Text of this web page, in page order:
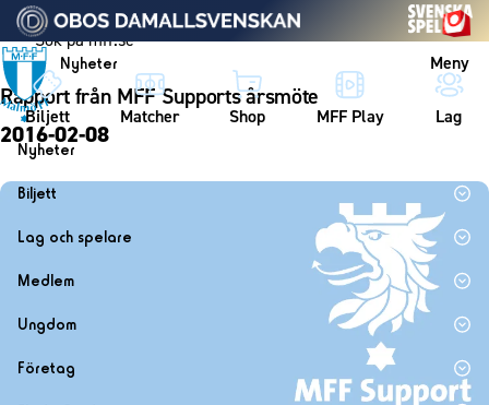
Vidare till innehållet
Nyheter Meny
Biljett Matcher Shop MFF Play Lag
Nyheter
Nyheter
Biljett
Biljett
Mitt MFF
Biljetter till bortamatcher
Lag och spelare
Lag
Spelare
Ledarstab
Medlem
Medlemskap i Malmö FF
Ungdom
MFF Ungdom
Företag
Rapport från MFF Supports årsmöte
2016-02-08